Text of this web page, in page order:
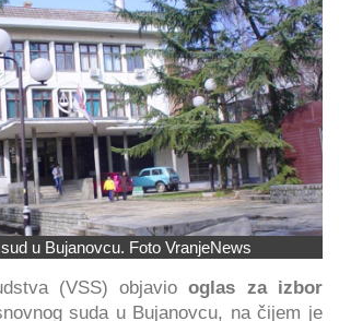
u Bujanovcu. Foto VranjeNews
(VSS) objaviooglas za izbor
suda u Bujanovcu, na čijem je